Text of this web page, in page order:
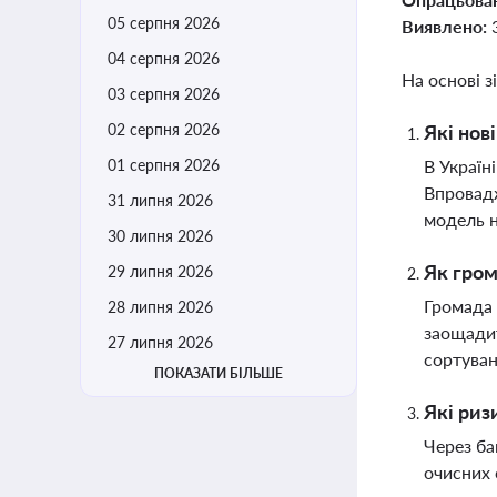
05 серпня 2026
04 серпня 2026
03 серпня 2026
02 серпня 2026
01 серпня 2026
31 липня 2026
30 липня 2026
29 липня 2026
28 липня 2026
27 липня 2026
ПОКАЗАТИ БІЛЬШЕ
Виявлено:
На основі
Які
В
модель
Як
Громада
Які
Через
очисних